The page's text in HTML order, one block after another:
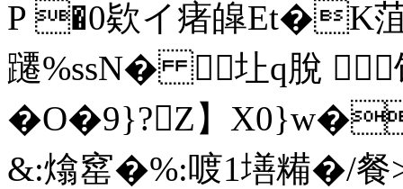
P �0欵イ瘏皡
躚%ssN� 圵q脫 
�O�9}?Z】X0}w�
&:熻窰�%:喥1墡糒�/